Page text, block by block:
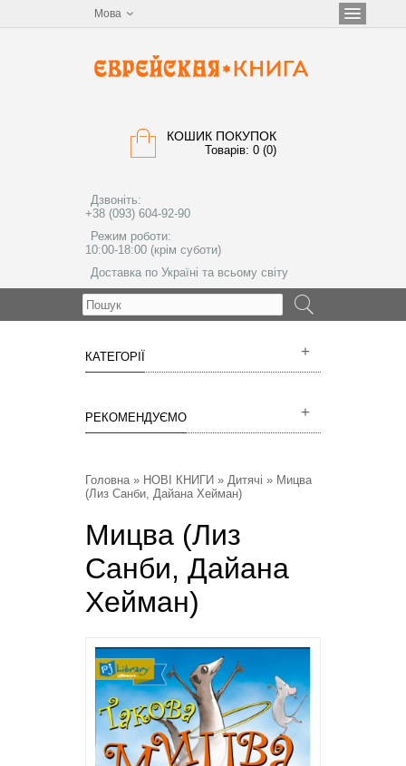
Мова
КОШИК ПОКУПОК
Товарів: 0 (0)
Дзвоніть:
+38 (093) 604-92-90
Режим роботи:
10:00-18:00 (крім суботи)
Доставка по Україні та всьому світу
КАТЕГОРІЇ
РЕКОМЕНДУЄМО
Головна» НОВІ КНИГИ » Дитячі » Мицва
(Лиз Санби, Дайана Хейман)
Мицва (Лиз
Санби, Дайана
Хейман)